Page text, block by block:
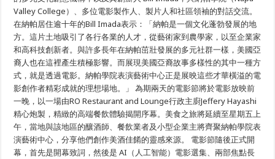
節
Valley College）、多位電影製作人、製片人和社區領袖的對話交流。
在納帕居住逾十年的Bill Imada表示：「納帕是一個文化蓬勃發展的地
方。這片土地吸引了各行各業的人才，從藝術家到農學家，以至企業家
和高科技創新者。與許多長年在納帕茁壯發展的多元社群一樣，美國亞
裔人也在這裡產生積極影響。而展現美國亞裔故事多樣性的其中一種方
式，就是透過電影。納帕學院表演藝術中心正是展映這些才華橫溢的電
影創作者精彩成就的理想場地。」 為期兩天的電影節將於電影放映前
一晚，以一場由RO Restaurant and Lounge行政主廚Jeffery Hayashi
精心炮製，精緻的高端餐飲體驗揭開序幕。美食之旅將延續至星期五上
午，當地與該地區的釀酒師、餐飲業者及小型企業主將齊聚納帕學院表
演藝術中心，分享他們創作美酒佳餚的靈感來源。 電影節隨後正式開
幕，首先是開幕致詞，然後是 AI（人工智能）電影選集、兩部焦點長